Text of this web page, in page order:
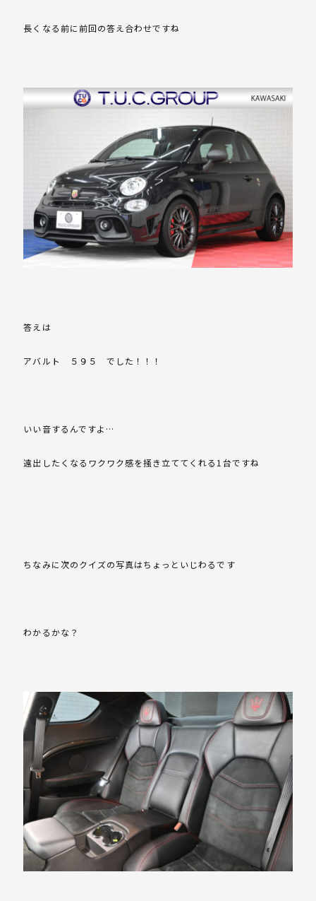
長くなる前に前回の答え合わせですね
答えは
アバルト ５９５ でした！！！
いい音するんですよ…
遠出したくなるワクワク感を掻き立ててくれる1台ですね
ちなみに次のクイズの写真はちょっといじわるです
わかるかな？